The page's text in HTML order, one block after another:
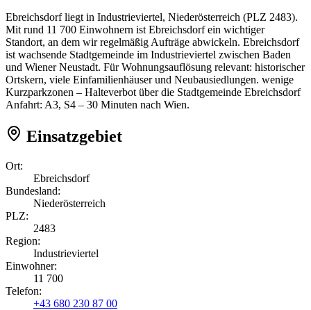
Ebreichsdorf liegt in Industrieviertel, Niederösterreich (PLZ 2483).
Mit rund 11 700 Einwohnern ist Ebreichsdorf ein wichtiger
Standort, an dem wir regelmäßig Aufträge abwickeln. Ebreichsdorf
ist wachsende Stadtgemeinde im Industrieviertel zwischen Baden
und Wiener Neustadt. Für Wohnungsauflösung relevant: historischer
Ortskern, viele Einfamilienhäuser und Neubausiedlungen. wenige
Kurzparkzonen – Halteverbot über die Stadtgemeinde Ebreichsdorf
Anfahrt: A3, S4 – 30 Minuten nach Wien.
Einsatzgebiet
Ort:
Ebreichsdorf
Bundesland:
Niederösterreich
PLZ:
2483
Region:
Industrieviertel
Einwohner:
11 700
Telefon:
+43 680 230 87 00